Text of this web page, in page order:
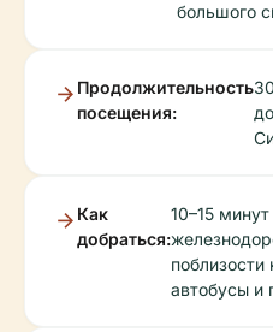
большого
Продолжительность
посещения:
Как
добраться:
10–15
поблизости
автобусы и